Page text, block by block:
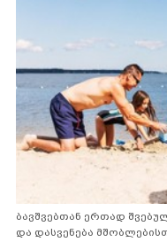
ბავშვებთან ერთად
და დასვენება